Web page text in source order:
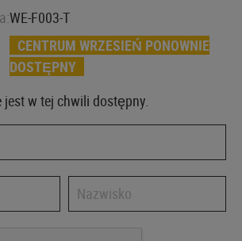
WE-F003-T
CENTRUM WRZESIEŃ PONOWNIE
DOSTĘPNY
w tej chwili dostępny.